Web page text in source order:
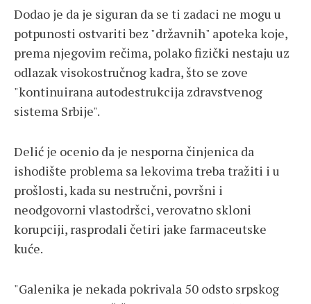
Dodao je da je siguran da se ti zadaci ne mogu u
potpunosti ostvariti bez "državnih" apoteka koje,
prema njegovim rečima, polako fizički nestaju uz
odlazak visokostručnog kadra, što se zove
"kontinuirana autodestrukcija zdravstvenog
sistema Srbije".
Delić je ocenio da je nesporna činjenica da
ishodište problema sa lekovima treba tražiti i u
prošlosti, kada su nestručni, površni i
neodgovorni vlastodršci, verovatno skloni
korupciji, rasprodali četiri jake farmaceutske
kuće.
"Galenika je nekada pokrivala 50 odsto srpskog